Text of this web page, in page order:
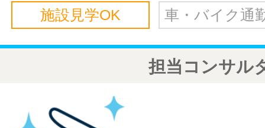
施設見学OK 車・バイク通
担当コンサル